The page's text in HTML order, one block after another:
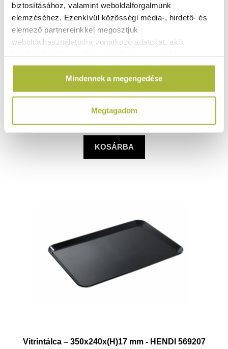
biztosításához, valamint weboldalforgalmunk
elemzéséhez. Ezenkívül közösségi média-, hirdető- és
elemező partnereinkkel megosztjuk
weboldalhasználatodra vonatkozó adatokat, akik
amelyeket Te adtál meg számukra vagy az általad
használt más szolgáltatásokból gyűjtöttek.
Mindennek a megengedése
Megtagadom
Keret a 800W-os indukciós főzőlaphoz – ø270x(H)17 mm
- HENDI 239186
5.450
KOSÁRBA
Vitrintálca – 350x240x(H)17 mm - HENDI 569207